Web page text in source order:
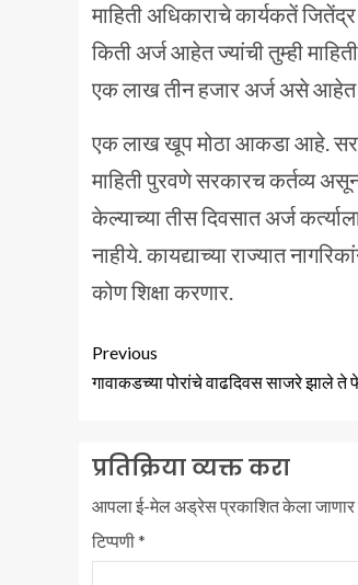
माहिती अधिकाराचे कार्यकतें
किती अर्ज आहेत ज्यांची तुम्ही
एक लाख तीन हजार अर्ज असे आहेत
एक लाख खूप मोठा आकडा आहे.
माहिती पुरवणे सरकारच कर्तव्य
केल्याच्या तीस दिवसात अर्ज
नाहीये. कायद्याच्या राज्यात
कोण शिक्षा करणार.
Previous
गावाकडच्या पोरांचे वाढदिवस साजरे झाले
प्रतिक्रिया व्यक्त करा
आपला ई-मेल अड्रेस प्रकाशित केला जाणार
टिप्पणी*